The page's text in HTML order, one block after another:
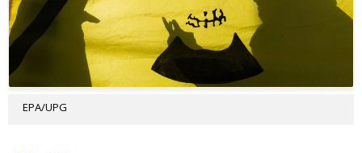
EPA/UPG